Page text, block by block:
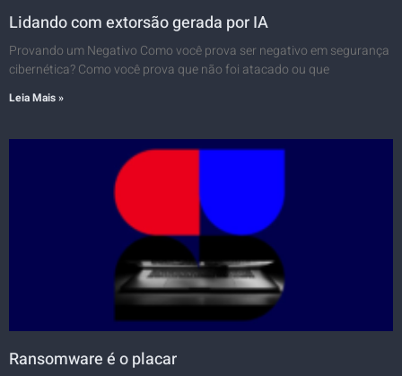
Lidando com extorsão gerada por IA
Provando um Negativo Como você prova ser negativo em segurança
cibernética? Como você prova que não foi atacado ou que
Leia Mais »
Ransomware é o placar